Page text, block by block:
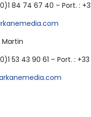
84 74 67 40 – Port. :
53 43 90 61 – Port. :